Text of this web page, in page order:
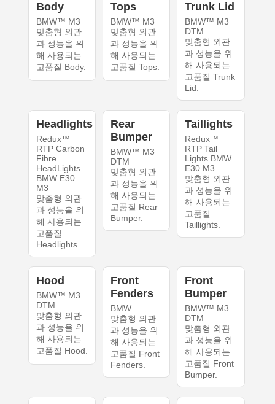
Body
BMW™ M3
맞춤형 외관
과 성능을 위
해 사용되는
고품질 Body.
Tops
BMW™ M3
맞춤형 외관
과 성능을 위
해 사용되는
고품질 Tops.
Trunk Lid
BMW™ M3
DTM
맞춤형 외관
과 성능을 위
해 사용되는
고품질 Trunk
Lid.
Headlights
Redux™
RTP Carbon
Fibre
HeadLights
BMW E30
M3
맞춤형 외관
과 성능을 위
해 사용되는
고품질
Headlights.
Rear
Bumper
BMW™ M3
DTM
맞춤형 외관
과 성능을 위
해 사용되는
고품질 Rear
Bumper.
Taillights
Redux™
RTP Tail
Lights BMW
E30 M3
맞춤형 외관
과 성능을 위
해 사용되는
고품질
Taillights.
Hood
BMW™ M3
DTM
맞춤형 외관
과 성능을 위
해 사용되는
고품질 Hood.
Front
Fenders
BMW
맞춤형 외관
과 성능을 위
해 사용되는
고품질 Front
Fenders.
Front
Bumper
BMW™ M3
DTM
맞춤형 외관
과 성능을 위
해 사용되는
고품질 Front
Bumper.